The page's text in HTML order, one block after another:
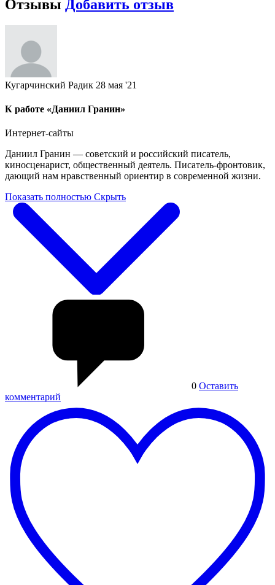
Отзывы Добавить отзыв
Кугарчинский Радик 28 мая '21
К работе «Даниил Гранин»
Интернет-сайты
Даниил Гранин — советский и российский писатель,
киносценарист, общественный деятель. Писатель-фронтовик,
дающий нам нравственный ориентир в современной жизни.
Показать полностью Скрыть
0 Оставить
комментарий